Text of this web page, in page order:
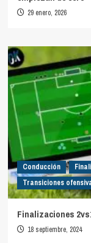
29 enero, 2026
Conducción
Transiciones
Finalizaciones
18 septiembre, 2024